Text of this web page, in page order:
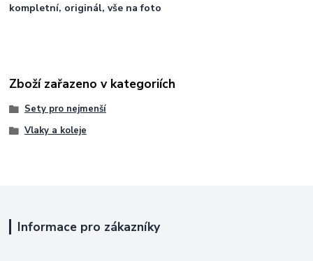
kompletní, originál, vše na foto
Zboží zařazeno v kategoriích
Sety pro nejmenší
Vlaky a koleje
Informace pro zákazníky